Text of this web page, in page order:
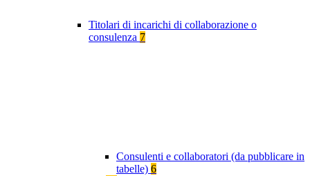
Titolari di incarichi di collaborazione o
consulenza 7
Consulenti e collaboratori (da pubblicare in
tabelle) 6